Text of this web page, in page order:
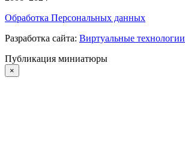
Обработка Персональных данных
Разработка сайта: Виртуальные технологии
Публикация миниатюры
×